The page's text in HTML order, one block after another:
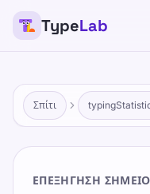
TypeLab
Σπίτι
ΕΠΕΞΉΓΗΣΗ